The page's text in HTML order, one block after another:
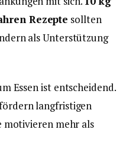
Rezepte sollten
als Unterstützung
Essen ist entscheidend.
langfristigen
mehr als